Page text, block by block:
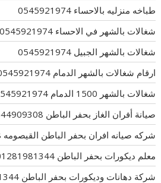
طباخه منزليه بالاحساء 0545921974
شغالات بالشهر في الاحساء 0545921974
شغالات بالشهر الجبيل 0545921974
ارقام شغالات بالشهر الدمام 0545921974
شغالات بالشهر 1500 الدمام 0545921974
صيانة أفران الغاز بحفر الباطن 0544909308
شركه صيانه افران بحفر الباطن القيصومه 0544909308
معلم ديكورات بحفر الباطن 00201281981344
شركة دهانات وديكورات بحفر الباطن 00201281981344